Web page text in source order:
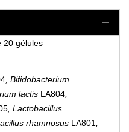
20 gélules
, Bifidobacterium
lactis LA804
, Lactobacillus
rhamnosus LA801